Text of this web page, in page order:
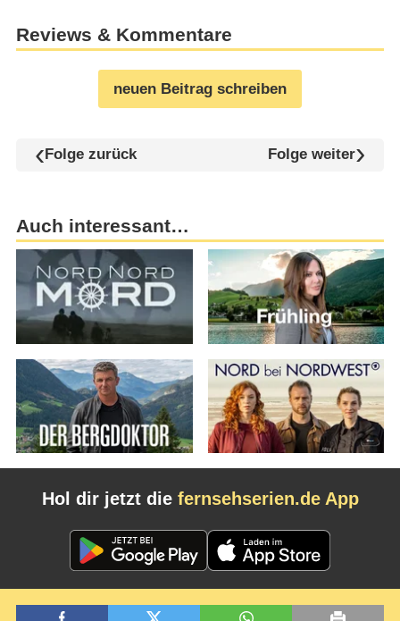
Reviews & Kommentare
neuen Beitrag schreiben
Folge zurück Folge weiter
Auch interessant…
Hol dir jetzt die fernsehserien.de App